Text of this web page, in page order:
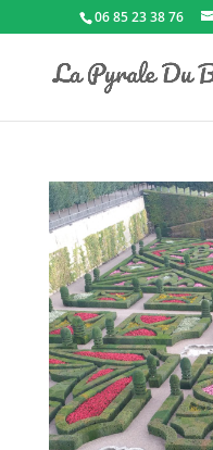
06 85 23 38 76